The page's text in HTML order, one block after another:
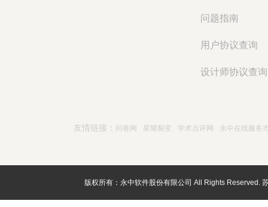
问题指南
用户协议查询
设计师协议查询
友情链接： 问卷网 星耀裂变 学术点评网 永中在线服务
版权所有：永中软件股份有限公司 All Rights Reserved.